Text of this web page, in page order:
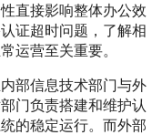
直接影响整体办公效
证超时问题，了解相
运营至关重要。
部信息技术部门与外
门负责搭建和维护认
的稳定运行。而外部